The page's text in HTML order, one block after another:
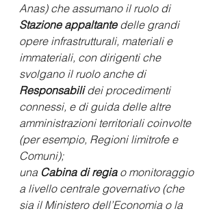
Anas) che assumano il ruolo di
Stazione appaltante delle grandi
opere infrastrutturali, materiali e
immateriali, con dirigenti che
svolgano il ruolo anche di
Responsabili dei procedimenti
connessi, e di guida delle altre
amministrazioni territoriali coinvolte
(per esempio, Regioni limitrofe e
Comuni);
una Cabina di regia o monitoraggio
a livello centrale governativo (che
sia il Ministero dell’Economia o la